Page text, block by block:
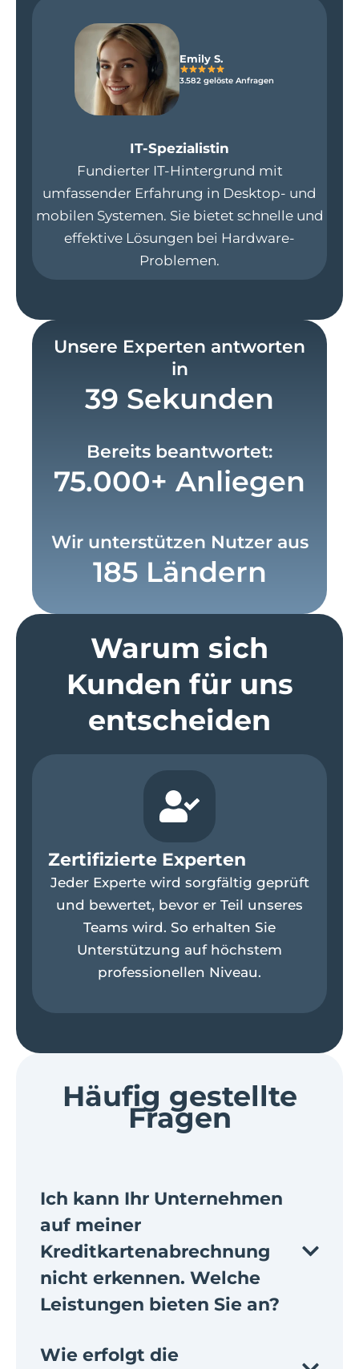
Emily S.
3.582 gelöste Anfragen
IT-Spezialistin
Fundierter IT-Hintergrund mit
umfassender Erfahrung in Desktop- und
mobilen Systemen. Sie bietet schnelle und
effektive Lösungen bei Hardware-
Problemen.
Unsere Experten antworten
in
39 Sekunden
Bereits beantwortet:
75.000+ Anliegen
Wir unterstützen Nutzer aus
185 Ländern
Warum sich
Kunden für uns
entscheiden
Zertifizierte Experten
Jeder Experte wird sorgfältig geprüft
und bewertet, bevor er Teil unseres
Teams wird. So erhalten Sie
Unterstützung auf höchstem
professionellen Niveau.
Häufig gestellte
Fragen
Ich kann Ihr Unternehmen
auf meiner
Kreditkartenabrechnung
nicht erkennen. Welche
Leistungen bieten Sie an?
Wie erfolgt die